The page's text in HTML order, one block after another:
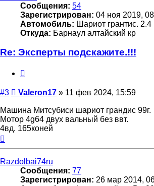
Сообщения: 54
Зарегистрирован: 04 ноя 2019,
Автомобиль: Шариот грантис. 2.4
Откуда: Барнаул алтайский кр
Re: Эксперты подскажите.!!!
#3 Сообщение
Valeron17 » 11 фев 2024, 15:59
Машина Митсубиси шариот грандис 99г.
Мотор 4g64 двух вальный без ввт.
4вд. 165коней
Razdolbai74ru
Сообщения: 77
Зарегистрирован: 26 мар 2014,